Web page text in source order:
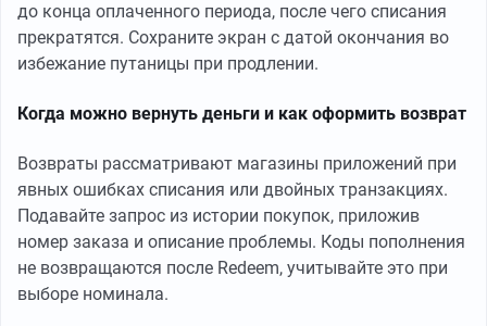
до конца оплаченного периода, после чего списания
прекратятся. Сохраните экран с датой окончания во
избежание путаницы при продлении.
Когда можно вернуть деньги и как оформить возврат
Возвраты рассматривают магазины приложений при
явных ошибках списания или двойных транзакциях.
Подавайте запрос из истории покупок, приложив
номер заказа и описание проблемы. Коды пополнения
не возвращаются после Redeem, учитывайте это при
выборе номинала.